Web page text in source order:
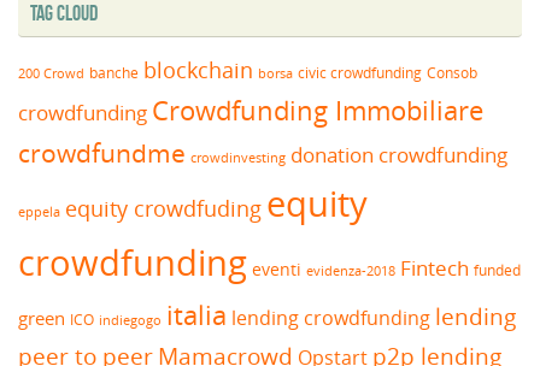
Tag Cloud
200 Crowd banche blockchain borsa civic crowdfunding Consob
crowdfunding Crowdfunding Immobiliare
crowdfundme crowdinvesting donation crowdfunding
eppela equity crowdfuding equity
crowdfunding eventi evidenza-2018 Fintech funded
green ICO indiegogo italia lending crowdfunding lending
peer to peerMamacrowd Opstart p2p lending